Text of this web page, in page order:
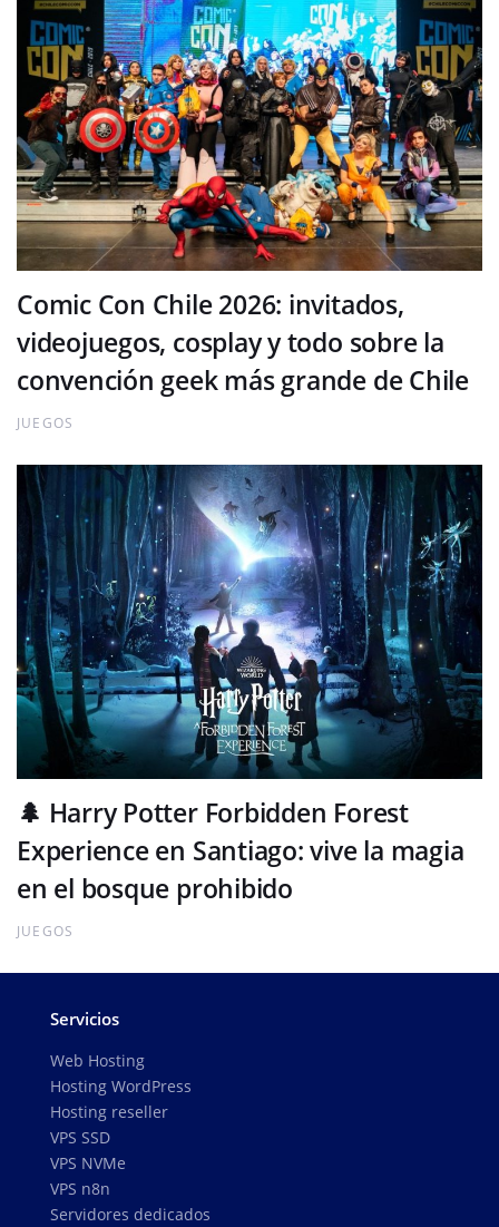
Comic Con Chile 2026: invitados,
videojuegos, cosplay y todo sobre la
convención geek más grande de Chile
JUEGOS
🌲 Harry Potter Forbidden Forest
Experience en Santiago: vive la magia
en el bosque prohibido
JUEGOS
Servicios
Web Hosting
Hosting WordPress
Hosting reseller
VPS SSD
VPS NVMe
VPS n8n
Servidores dedicados